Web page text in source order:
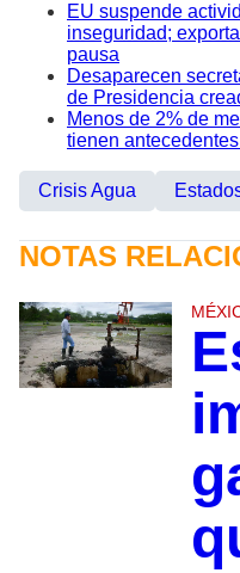
EU suspende
inseguridad;
pausa
Desaparecen
de Presidencia
Menos de 2% de
tienen
Crisis Agua
NOTAS